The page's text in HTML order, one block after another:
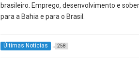
brasileiro. Emprego, desenvolvimento e
para a Bahia e para o Brasil.
Últimas Notícias 258